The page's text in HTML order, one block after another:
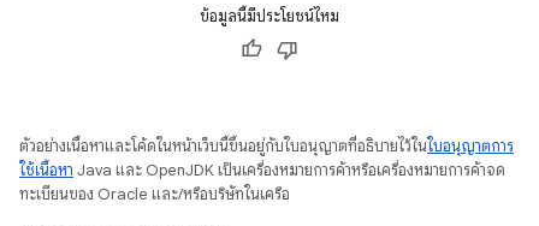
ข้อมูลนี้มีประโยชน์ไหม
ตัวอย่างเนื้อหาและโค้ดในหน้าเว็บนี้ขึ้นอยู่กับใบอนุญาตที่อธิบายไว้ในใบอนุญาตการ
ใช้เนื้อหา Java และ OpenJDK เป็นเครื่องหมายการค้าหรือเครื่องหมายการค้าจด
ทะเบียนของ Oracle และ/หรือบริษัทในเครือ